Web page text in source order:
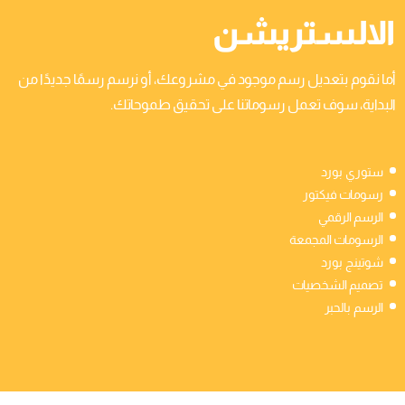
الالستريشن
أما نقوم بتعديل رسم موجود في مشروعك، أو نرسم رسمًا جديدًا من
البداية، سوف تعمل رسوماتنا على تحقيق طموحاتك.
ستوري بورد
رسومات فيكتور
الرسم الرقمي
الرسومات المجمعة
شوتينج بورد
تصميم الشخصيات
الرسم بالحبر